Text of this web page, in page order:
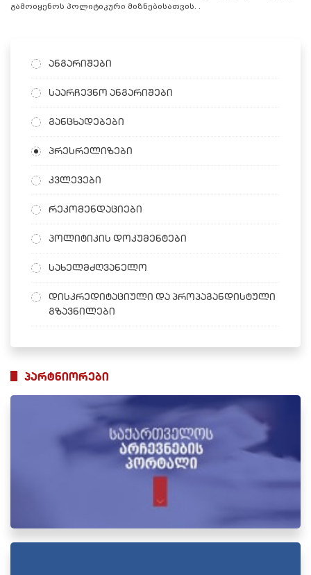
გამოიყენოს პოლიტიკური მიზნებისათვის. .
ანგარიშები
საარჩევნო ანგარიშები
განცხადებები
პრესრელიზები
კვლევები
რეკომენდაციები
პოლიტიკის დოკუმენტები
სახელმძღვანელო
დისკრედიტაციული და პროპაგანდისტული
გზავნილები
პარტნიორები